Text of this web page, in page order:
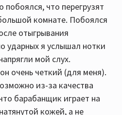
что перегрузят
комнате. Побоялся
отыгрывания
ударных я услышал нотки
мой слух.
очень четкий (для меня).
из-за качества
барабанщик играет на
кожей, а не